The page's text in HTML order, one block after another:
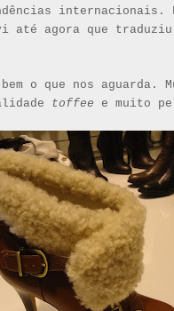
internacionais.
até agora que traduziu
o que nos aguarda.
toffee e muito